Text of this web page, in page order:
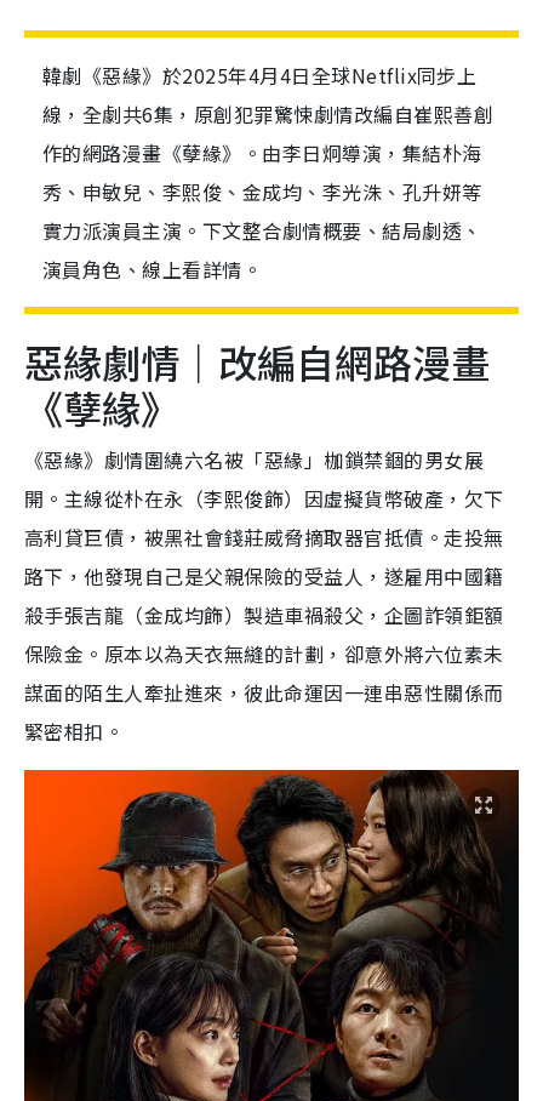
韓劇《惡緣》於2025年4月4日全球Netflix同步上
線，全劇共6集，原創犯罪驚悚劇情改編自崔熙善創
作的網路漫畫《孽緣》。由李日炯導演，集結朴海
秀、申敏兒、李熙俊、金成均、李光洙、孔升妍等
實力派演員主演。下文整合劇情概要、結局劇透、
演員角色、線上看詳情。
惡緣劇情｜改編自網路漫畫
《孽緣》
《惡緣》劇情圍繞六名被「惡緣」枷鎖禁錮的男女展
開。主線從朴在永（李熙俊飾）因虛擬貨幣破產，欠下
高利貸巨債，被黑社會錢莊威脅摘取器官抵債。走投無
路下，他發現自己是父親保險的受益人，遂雇用中國籍
殺手張吉龍（金成均飾）製造車禍殺父，企圖詐領鉅額
保險金。原本以為天衣無縫的計劃，卻意外將六位素未
謀面的陌生人牽扯進來，彼此命運因一連串惡性關係而
緊密相扣。